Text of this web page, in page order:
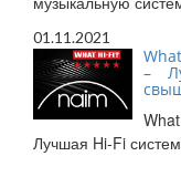
01.11.2021
–
Лучшая Hi-Fi